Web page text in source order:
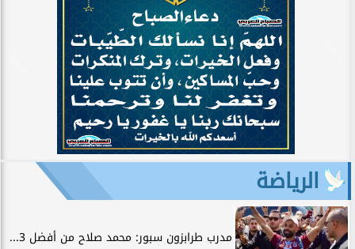
الرياضة
مدرب طرابزون سبور: محمد صلاح من أفضل 3...